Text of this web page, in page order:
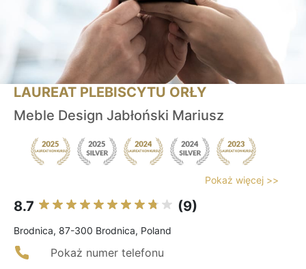
LAUREAT PLEBISCYTU ORŁY
Meble Design Jabłoński Mariusz
Pokaż więcej >>
8.7 (9)
Brodnica, 87-300 Brodnica, Poland
Pokaż numer telefonu